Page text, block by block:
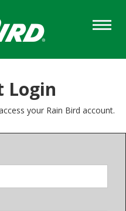
Login
your Rain Bird account.